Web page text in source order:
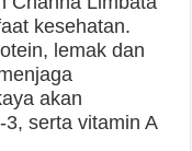
kesehatan.
lemak dan
akan
serta vitamin A